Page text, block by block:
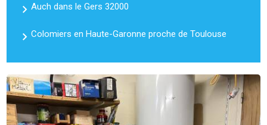
Auch dans le Gers 32000
Colomiers en Haute-Garonne proche de Toulouse